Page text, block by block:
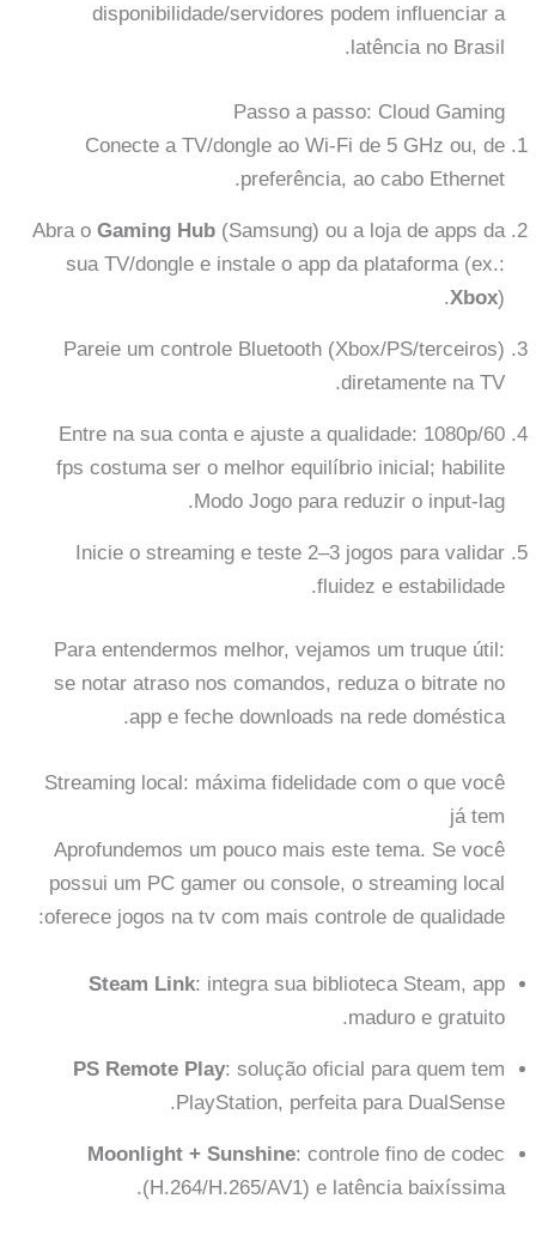
disponibilidade/servidores podem influenciar a
latência no Brasil.
Passo a passo: Cloud Gaming
Conecte a TV/dongle ao Wi-Fi de 5 GHz ou, de
preferência, ao cabo Ethernet.
Abra o Gaming Hub(Samsung) ou a loja de apps da
sua TV/dongle e instale o app da plataforma (ex.:
Xbox).
Pareie um controle Bluetooth (Xbox/PS/terceiros)
diretamente na TV.
Entre na sua conta e ajuste a qualidade: 1080p/60
fps costuma ser o melhor equilíbrio inicial; habilite
Modo Jogo para reduzir o input-lag.
Inicie o streaming e teste 2–3 jogos para validar
fluidez e estabilidade.
Para entendermos melhor, vejamos um truque útil:
se notar atraso nos comandos, reduza o bitrate no
app e feche downloads na rede doméstica.
Streaming local: máxima fidelidade com o que você
já tem
Aprofundemos um pouco mais este tema. Se você
possui um PC gamer ou console, o streaming local
oferece jogos na tv com mais controle de qualidade:
Steam Link: integra sua biblioteca Steam, app
maduro e gratuito.
PS Remote Play: solução oficial para quem tem
PlayStation, perfeita para DualSense.
Moonlight + Sunshine: controle fino de codec
(H.264/H.265/AV1) e latência baixíssima.